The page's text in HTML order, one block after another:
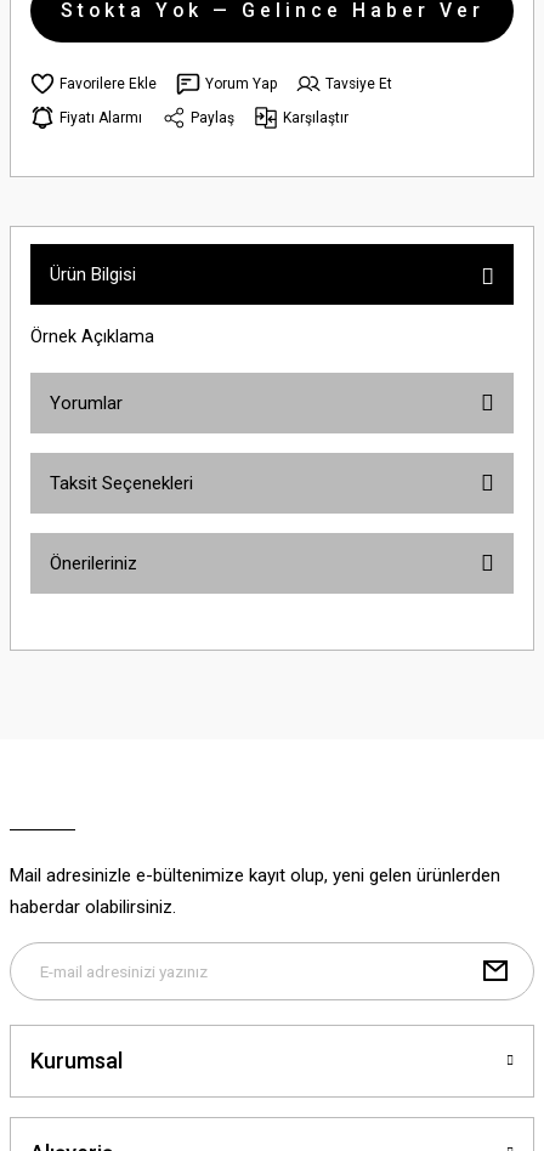
Stokta Yok — Gelince Haber Ver
Yorum Yap
Tavsiye Et
Fiyatı Alarmı
Paylaş Karşılaştır
Ürün Bilgisi
Örnek Açıklama
Yorumlar
Taksit Seçenekleri
Önerileriniz
yetersiz gördüğünüz noktaları öneri formunu kullanarak tarafımıza
Bu ürüne benzer farklı alternatifler olmalı.
Mail adresinizle e-bültenimize kayıt olup, yeni gelen ürünlerden
haberdar olabilirsiniz.
Kurumsal